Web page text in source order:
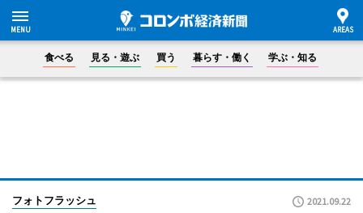
食べる 見る・遊ぶ 買う 暮らす・働く 学ぶ・知る
フォトフラッシュ 2021.09.22